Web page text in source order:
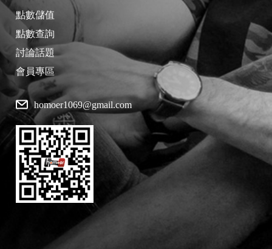
點數儲值
點數查詢
討論話題
會員專區
homoer1069@gmail.com